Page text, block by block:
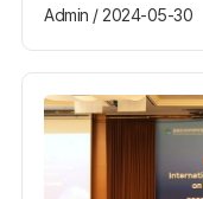
Admin / 2024-05-30